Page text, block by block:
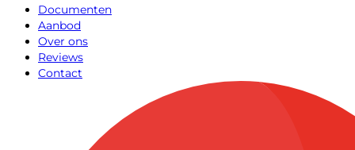
Documenten
Aanbod
Over ons
Reviews
Contact